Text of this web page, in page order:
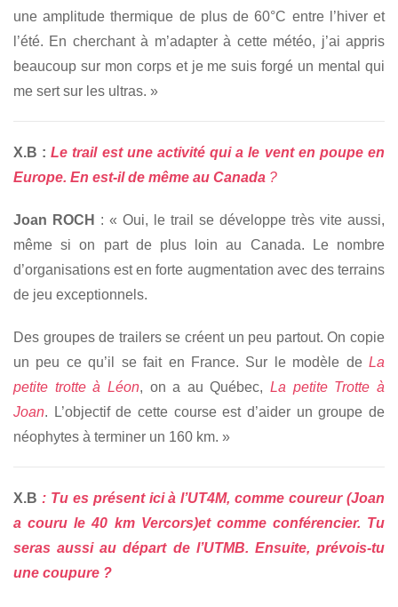
une amplitude thermique de plus de 60°C entre l’hiver et
l’été. En cherchant à m’adapter à cette météo, j’ai appris
beaucoup sur mon corps et je me suis forgé un mental qui
me sert sur les ultras. »
X.B :Le trail est une activité qui a le vent en poupe en
Europe. En est-il de même au Canada ?
Joan ROCH : « Oui, le trail se développe très vite aussi,
même si on part de plus loin au Canada. Le nombre
d’organisations est en forte augmentation avec des terrains
de jeu exceptionnels.
Des groupes de trailers se créent un peu partout. On copie
un peu ce qu’il se fait en France. Sur le modèle de La
petite trotte à Léon, on a au Québec,La petite Trotte à
Joan. L’objectif de cette course est d’aider un groupe de
néophytes à terminer un 160 km. »
X.B : Tu es présent ici à l’UT4M, comme coureur (Joan
a couru le 40 km Vercors)et comme conférencier. Tu
seras aussi au départ de l’UTMB. Ensuite, prévois-tu
une coupure ?